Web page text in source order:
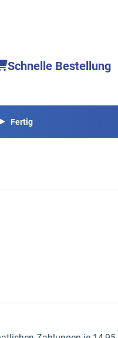
Schnelle Bestellung
Fertig